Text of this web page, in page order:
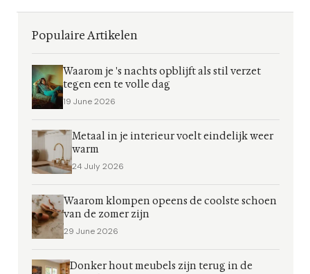
Populaire Artikelen
Waarom je 's nachts opblijft als stil verzet
tegen een te volle dag
19 June 2026
Metaal in je interieur voelt eindelijk weer
warm
24 July 2026
Waarom klompen opeens de coolste schoen
van de zomer zijn
29 June 2026
Donker hout meubels zijn terug in de